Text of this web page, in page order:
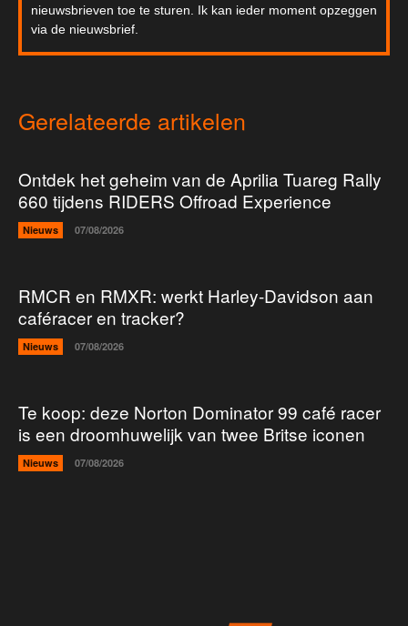
nieuwsbrieven toe te sturen. Ik kan ieder moment opzeggen
via de nieuwsbrief.
Gerelateerde artikelen
Ontdek het geheim van de Aprilia Tuareg Rally
660 tijdens RIDERS Offroad Experience
Nieuws 07/08/2026
RMCR en RMXR: werkt Harley-Davidson aan
caféracer en tracker?
Nieuws 07/08/2026
Te koop: deze Norton Dominator 99 café racer
is een droomhuwelijk van twee Britse iconen
Nieuws 07/08/2026